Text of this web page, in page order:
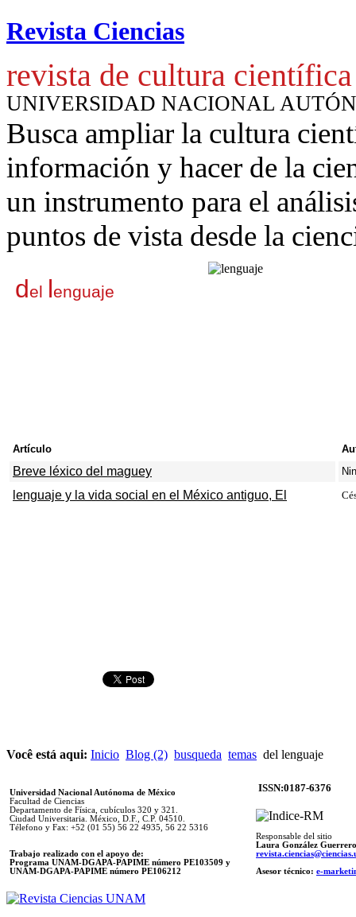
Revista Ciencias
revista de cultura científica
UNIVERSIDAD NACIONAL
Busca ampliar la cultura
información y hacer de la
un instrumento para el
puntos de vista desde la
del lenguaje
Artículo
Breve léxico del maguey
lenguaje y la vida social en el México antiguo, El
Você está aqui: Inicio Blog (2) busqueda temas del lenguaje
Universidad Nacional Autónoma de México
Facultad de Ciencias
Departamento de Física, cubículos 320 y 321.
Ciudad Universitaria. México, D.F., C.P. 04510.
Télefono y Fax: +52 (01 55) 56 22 4935, 56 22 5316
Trabajo realizado con el apoyo de:
Programa UNAM-DGAPA-PAPIME número PE103509 y
UNAM-DGAPA-PAPIME número PE106212
ISSN:0187-6376
Responsable del sitio
Laura González Guerrero
Asesor técnico: e-